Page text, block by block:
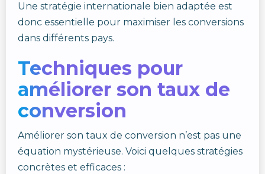
Une stratégie internationale bien adaptée est
donc essentielle pour maximiser les conversions
dans différents pays.
Techniques pour
améliorer son taux de
conversion
Améliorer son taux de conversion n’est pas une
équation mystérieuse. Voici quelques stratégies
concrètes et efficaces :